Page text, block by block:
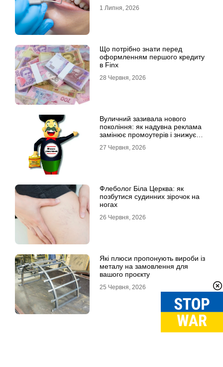
1 Липня, 2026
Що потрібно знати перед
оформленням першого кредиту
в Finx
28 Червня, 2026
Вуличний зазивала нового
покоління: як надувна реклама
замінює промоутерів і знижує
27 Червня, 2026
Флеболог Біла Церква: як
позбутися судинних зірочок на
ногах
26 Червня, 2026
Які плюси пропонують вироби із
металу на замовлення для
вашого проєкту
25 Червня, 2026